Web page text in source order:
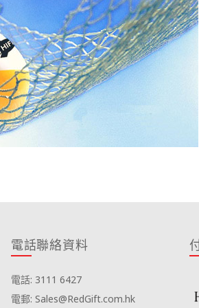
電話聯絡資料
電話: 3111 6427
電郵: Sales@RedGift.com.hk